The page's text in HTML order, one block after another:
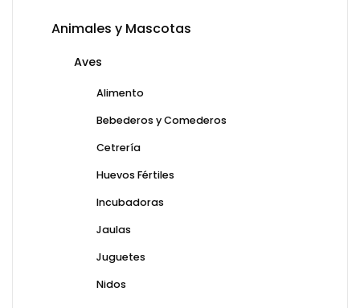
Animales y Mascotas
Aves
Alimento
Bebederos y Comederos
Cetrería
Huevos Fértiles
Incubadoras
Jaulas
Juguetes
Nidos